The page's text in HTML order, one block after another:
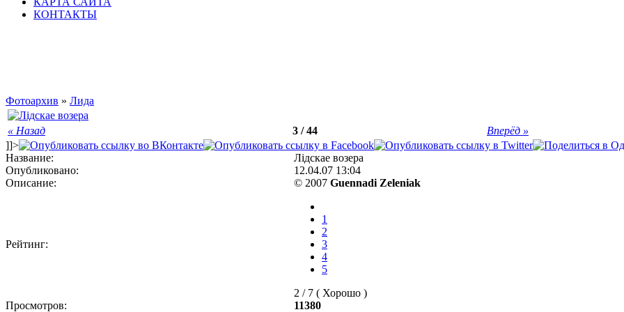
КОНТАКТЫ
Фотоархив » Лида
« Назад 3 / 44
Вперёд »
]]>
Название:
Лідскае возера
Опубликовано:
12.04.07 13:04
Описание:
© 2007 Guennadi Zeleniak
Рейтинг:
1
2
3
4
5
2 / 7 ( Хорошо )
Просмотров:
11380